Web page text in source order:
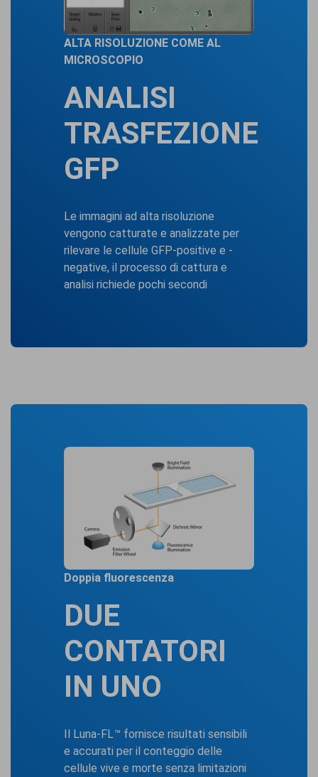
ALTA RISOLUZIONE COME AL
MICROSCOPIO
ANALISI
TRASFEZIONE
GFP
Le immagini ad alta risoluzione
vengono catturate e analizzate per
rilevare le cellule GFP-positive e -
negative, il processo di cattura e
analisi richiede pochi secondi
Doppia fluorescenza
DUE
CONTATORI
IN UNO
Il Luna-FL™ fornisce risultati sensibili
e accurati per il conteggio delle
cellule vive e morte senza limitazioni